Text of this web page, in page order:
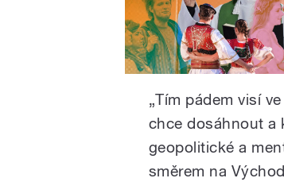
„Tím pádem visí
chce dosáhnout a
geopolitické a
směrem na